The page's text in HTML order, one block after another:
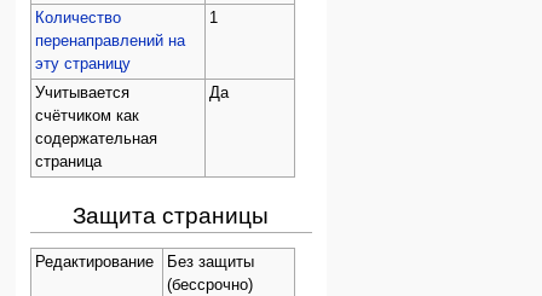
Количество
перенаправлений на
эту страницу
1
Учитывается
счётчиком как
содержательная
страница
Да
Защита страницы
Редактирование
Без защиты
(бессрочно)